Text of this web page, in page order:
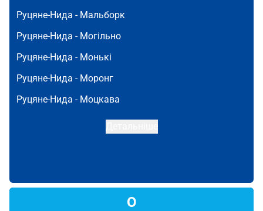
Руцяне-Нида - Мальборк
Руцяне-Нида - Могільно
Руцяне-Нида - Монькі
Руцяне-Нида - Моронг
Руцяне-Нида - Моцкава
О